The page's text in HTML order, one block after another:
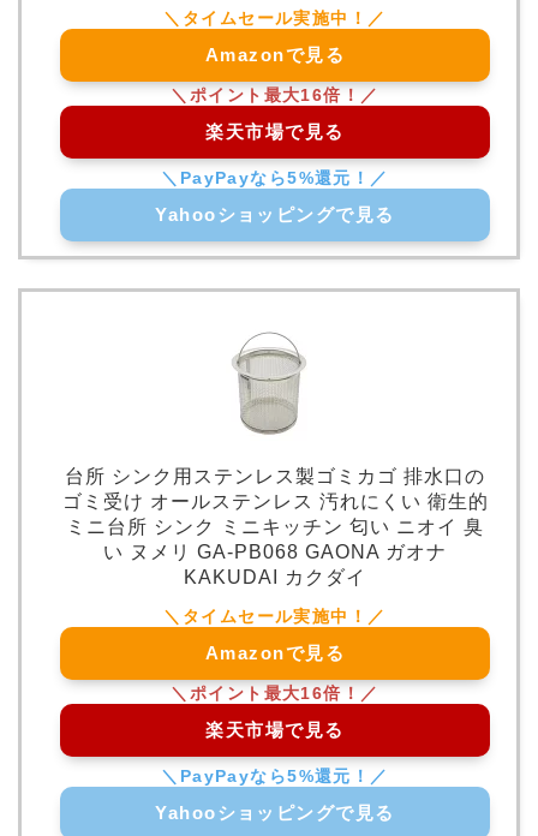
Amazonで見る
楽天市場で見る
Yahooショッピングで見る
台所 シンク用ステンレス製ゴミカゴ 排水口の
ゴミ受け オールステンレス 汚れにくい 衛生的
ミニ台所 シンク ミニキッチン 匂い ニオイ 臭
い ヌメリ GA-PB068 GAONA ガオナ
KAKUDAI カクダイ
Amazonで見る
楽天市場で見る
Yahooショッピングで見る